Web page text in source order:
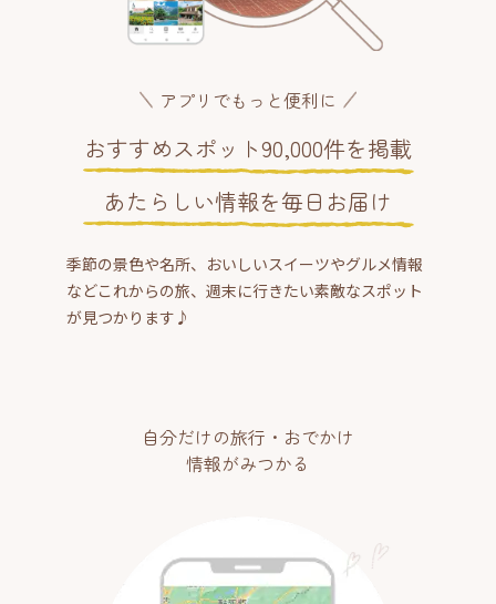
アプリでもっと便利に
おすすめスポット90,000件を掲載
あたらしい情報を毎日お届け
季節の景色や名所、おいしいスイーツやグルメ情報
などこれからの旅、週末に行きたい素敵なスポット
が見つかります♪
自分だけの旅行・おでかけ
情報がみつかる